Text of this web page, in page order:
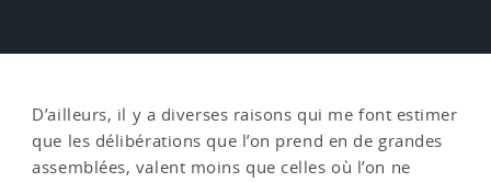
D’ailleurs, il y a diverses raisons qui me font estimer
que les délibérations que l’on prend en de grandes
assemblées, valent moins que celles où l’on ne